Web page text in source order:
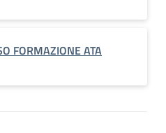
FORMAZIONE ATA